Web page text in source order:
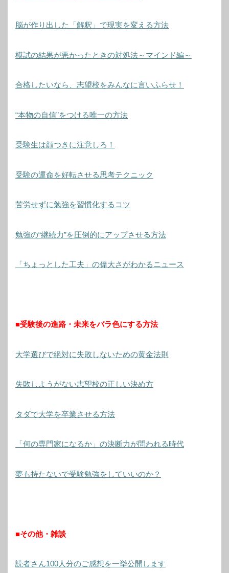
脳が作り出した「解釈」で現実を変える方法
模試の結果が悪かったときの対処法～マインド編～
合格したいなら、志望校をみんなに言いふらせ！
“本物の自信”をつける唯一の方法
受験生は顔つきに注意しろ！
受験の運命を好転させる思考テクニック
苦労せずに勉強を習慣化するコツ
勉強の“継続力”を圧倒的にアップさせる方法
「ちょっとした工夫」の偉大さがわかるニュース
■受験後の進路・未来をバラ色にする方法
大学選びで絶対に失敗しないための黄金法則
失敗しようがない志望校の正しい決め方
タダで大学を卒業させる方法
「何の専門家になるか」の決断力が問われる時代
夢も持たないで受験勉強をしていいのか？
■その他・雑談
読者さん100人分のご感想を一挙公開します